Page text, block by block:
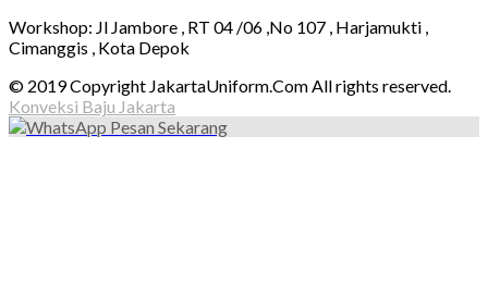
Workshop: Jl Jambore , RT 04 /06 ,No 107 , Harjamukti ,
Cimanggis , Kota Depok
© 2019 Copyright JakartaUniform.Com All rights reserved.
Konveksi Baju Jakarta
Pesan Sekarang